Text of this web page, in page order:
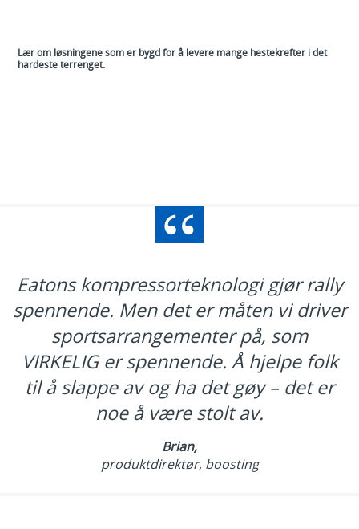
Lær om løsningene som er bygd for å levere mange hestekrefter i det
hardeste terrenget.
Eatons kompressorteknologi gjør rally
spennende. Men det er måten vi driver
sportsarrangementer på, som
VIRKELIG er spennende. Å hjelpe folk
til å slappe av og ha det gøy – det er
noe å være stolt av.
Brian,
produktdirektør, boosting